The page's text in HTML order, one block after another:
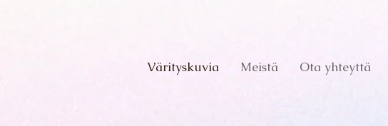
Värityskuvia Meistä Ota yhteyttä